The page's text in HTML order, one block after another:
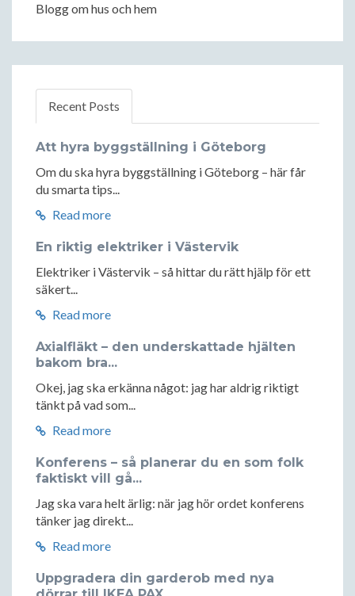
Blogg om hus och hem
Recent Posts
Att hyra byggställning i Göteborg
Om du ska hyra byggställning i Göteborg – här får
du smarta tips...
Read more
En riktig elektriker i Västervik
Elektriker i Västervik – så hittar du rätt hjälp för ett
säkert...
Read more
Axialfläkt – den underskattade hjälten
bakom bra...
Okej, jag ska erkänna något: jag har aldrig riktigt
tänkt på vad som...
Read more
Konferens – så planerar du en som folk
faktiskt vill gå...
Jag ska vara helt ärlig: när jag hör ordet konferens
tänker jag direkt...
Read more
Uppgradera din garderob med nya